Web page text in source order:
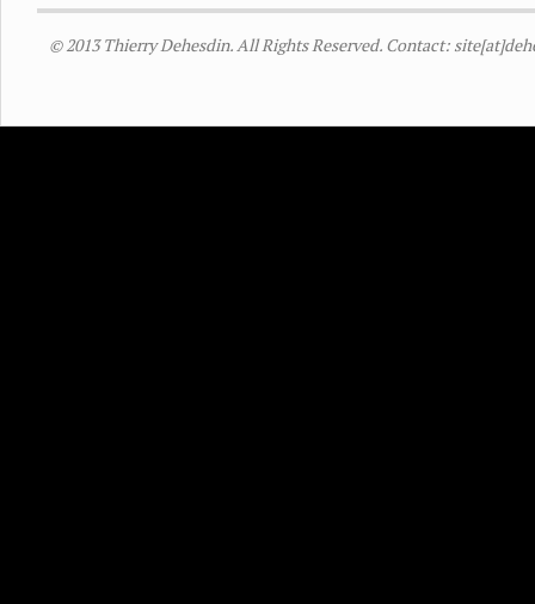
© 2013 Thierry Dehesdin. All Rights Reserved. Contact: